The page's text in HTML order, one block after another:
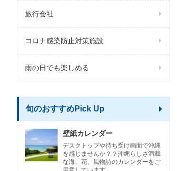
旅行会社
コロナ感染防止対策施設
雨の日でも楽しめる
旬のおすすめPick Up
壁紙カレンダー
デスクトップや待ち受け画面で沖縄
を感じませんか？？沖縄らしさ満載
な海、花、風物詩のカレンダーをご